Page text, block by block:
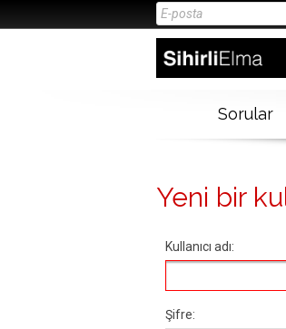
Sorular
Yeni bir
Kullanıcı adı:
Şifre: